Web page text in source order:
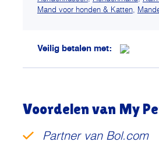
Hond
Mand voor honden & Katten,
Veilig betalen met:
Voordelen van My
Partner van Bol.com